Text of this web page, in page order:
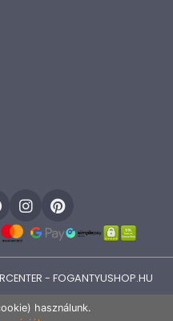
- FOGANTYUSHOP.HU
használunk.